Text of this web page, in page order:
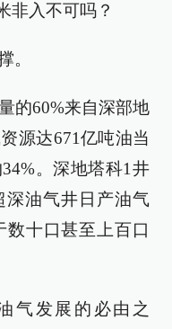
非入不可吗？
。
的60%来自深部地
源达671亿吨油当
。深地塔科1井
深油气井日产油气
数十口甚至上百口
气发展的必由之